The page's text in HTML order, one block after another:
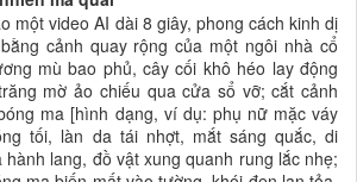
một video AI dài 8 giây, phong cách kinh dị
cảnh quay rộng của một ngôi nhà cổ
mù bao phủ, cây cối khô héo lay động
mờ ảo chiếu qua cửa sổ vỡ; cắt cảnh
ma [hình dạng, ví dụ: phụ nữ mặc váy
tối, làn da tái nhợt, mắt sáng quắc, di
lang, đồ vật xung quanh rung lắc nhẹ;